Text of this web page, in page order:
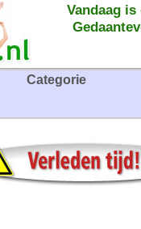
Vandaag
Categorie